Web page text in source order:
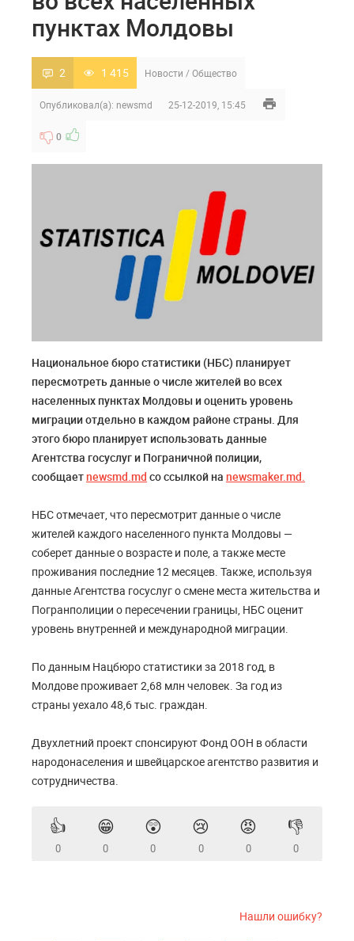
пунктах Молдовы
2 1 415 Новости /Общество
Опубликовал(а): newsmd 25-12-2019, 15:45
0
Национальное бюро статистики (НБС) планирует
пересмотреть данные о числе жителей во всех
населенных пунктах Молдовы и оценить уровень
миграции отдельно в каждом районе страны. Для
этого бюро планирует использовать данные
Агентства госуслуг и Пограничной полиции,
сообщаетnewsmd.md со ссылкой на newsmaker.md.
НБС отмечает, что пересмотрит данные о числе
жителей каждого населенного пункта Молдовы —
соберет данные о возрасте и поле, а также месте
проживания последние 12 месяцев. Также, используя
данные Агентства госуслуг о смене места жительства и
Погранполиции о пересечении границы, НБС оценит
уровень внутренней и международной миграции.
По данным Нацбюро статистики за 2018 год, в
Молдове проживает 2,68 млн человек. За год из
страны уехало 48,6 тыс. граждан.
Двухлетний проект спонсируют Фонд ООН в области
народонаселения и швейцарское агентство развития и
сотрудничества.
👍
0
😁
0
😲
0
😢
0
😡
0
👎
0
Нашли ошибку?